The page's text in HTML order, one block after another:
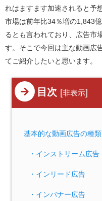
れはますます加速されると予
市場は前年比34％増の1,843
るとも言われており、広告市
す。そこで今回は主な動画広
てご紹介したいと思います。
目次 [非表示]
基本的な動画広告の種類
・インストリーム広告
・インリード広告
・インバナー広告